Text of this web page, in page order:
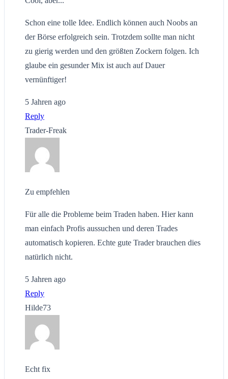
Schon eine tolle Idee. Endlich können auch Noobs an
der Börse erfolgreich sein. Trotzdem sollte man nicht
zu gierig werden und den größten Zockern folgen. Ich
glaube ein gesunder Mix ist auch auf Dauer
vernünftiger!
5 Jahren ago
Reply
Trader-Freak
Zu empfehlen
Für alle die Probleme beim Traden haben. Hier kann
man einfach Profis aussuchen und deren Trades
automatisch kopieren. Echte gute Trader brauchen dies
natürlich nicht.
5 Jahren ago
Reply
Hilde73
Echt fix